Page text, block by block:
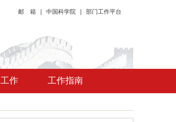
邮 箱 中国科学院 部门工作平台
作 工作指南